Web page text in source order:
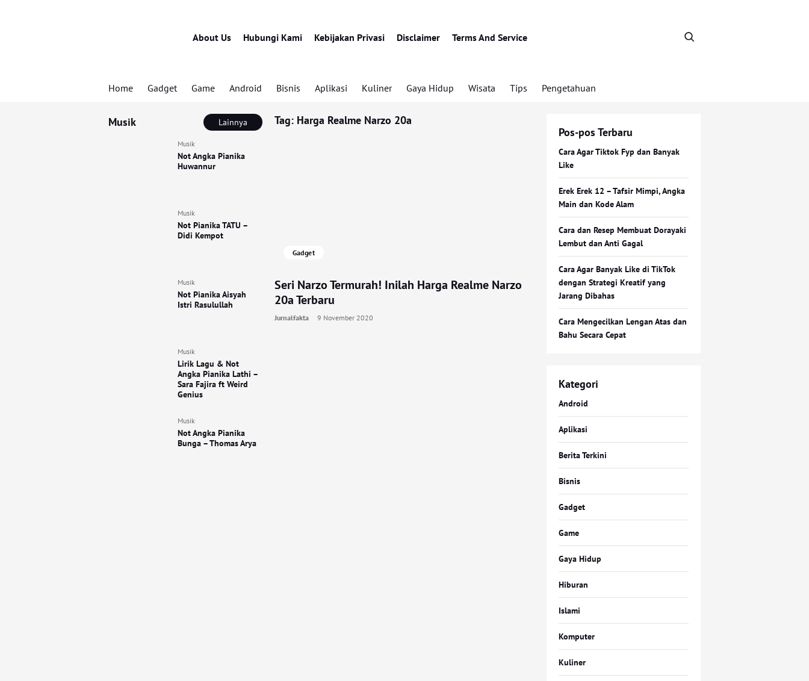
About Us Hubungi Kami Kebijakan Privasi Disclaimer Terms And Service
Home Gadget Game Android Bisnis Aplikasi Kuliner Gaya Hidup Wisata Tips Pengetahuan
Musik Lainnya
Musik
Not Angka Pianika
Huwannur
Musik
Not Pianika TATU –
Didi Kempot
Musik
Not Pianika Aisyah
Istri Rasulullah
Musik
Lirik Lagu & Not
Angka Pianika Lathi –
Sara Fajira ft Weird
Genius
Musik
Not Angka Pianika
Bunga – Thomas Arya
Tag: Harga Realme Narzo 20a
Gadget
Seri Narzo Termurah! Inilah Harga Realme Narzo
20a Terbaru
Jurnalfakta 9 November 2020
Pos-pos Terbaru
Cara Agar Tiktok Fyp dan Banyak
Like
Erek Erek 12 – Tafsir Mimpi, Angka
Main dan Kode Alam
Cara dan Resep Membuat Dorayaki
Lembut dan Anti Gagal
Cara Agar Banyak Like di TikTok
dengan Strategi Kreatif yang
Jarang Dibahas
Cara Mengecilkan Lengan Atas dan
Bahu Secara Cepat
Kategori
Android
Aplikasi
Berita Terkini
Bisnis
Gadget
Game
Gaya Hidup
Hiburan
Islami
Komputer
Kuliner